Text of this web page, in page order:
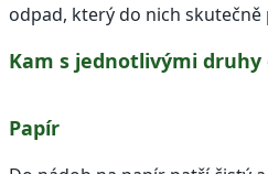
odpad, který do nich skutečně
Kam s jednotlivými druhy
Papír